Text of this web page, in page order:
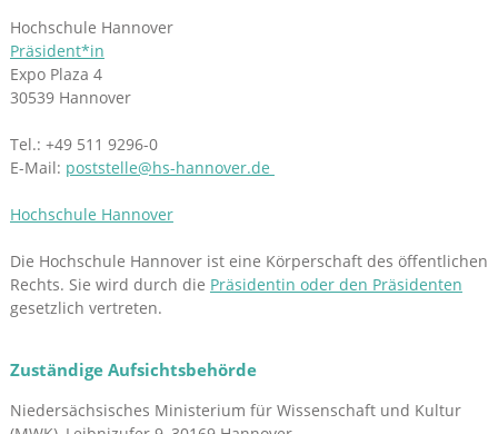
Hochschule Hannover
Präsident*in
Expo Plaza 4
30539 Hannover
Tel.: +49 511 9296-0
E-Mail: poststelle@hs-hannover.de
Hochschule Hannover
Die Hochschule Hannover ist eine Körperschaft des öffentlichen
Rechts. Sie wird durch die Präsidentin oder den Präsidenten
gesetzlich vertreten.
Zuständige Aufsichtsbehörde
Niedersächsisches Ministerium für Wissenschaft und Kultur